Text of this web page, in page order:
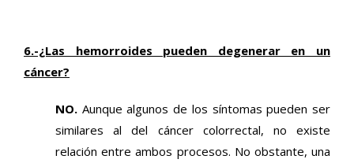
6.-¿Las hemorroides pueden degenerar en un
cáncer?
NO. Aunque algunos de los síntomas pueden ser
similares al del cáncer colorrectal, no existe
relación entre ambos procesos. No obstante, una